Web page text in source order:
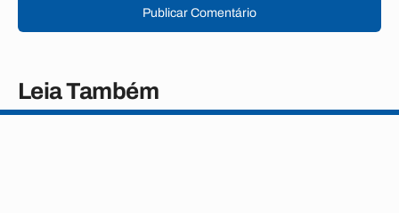
Publicar Comentário
Leia Também